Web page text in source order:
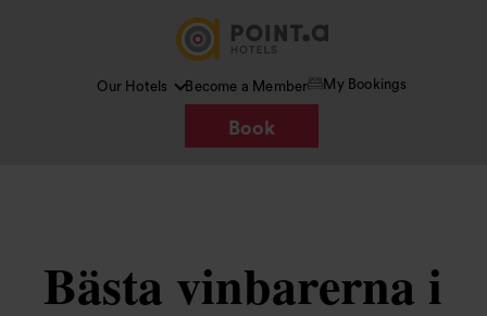
Our Hotels Become a Member My Bookings
Book
Bästa vinbarerna i